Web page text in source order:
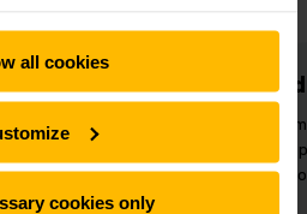
all cookies
cookies only
Øget arbejdskvalitet
af faglærte medarbejdere til
værdiskabende opgaver i stedet
for truck-opgaver